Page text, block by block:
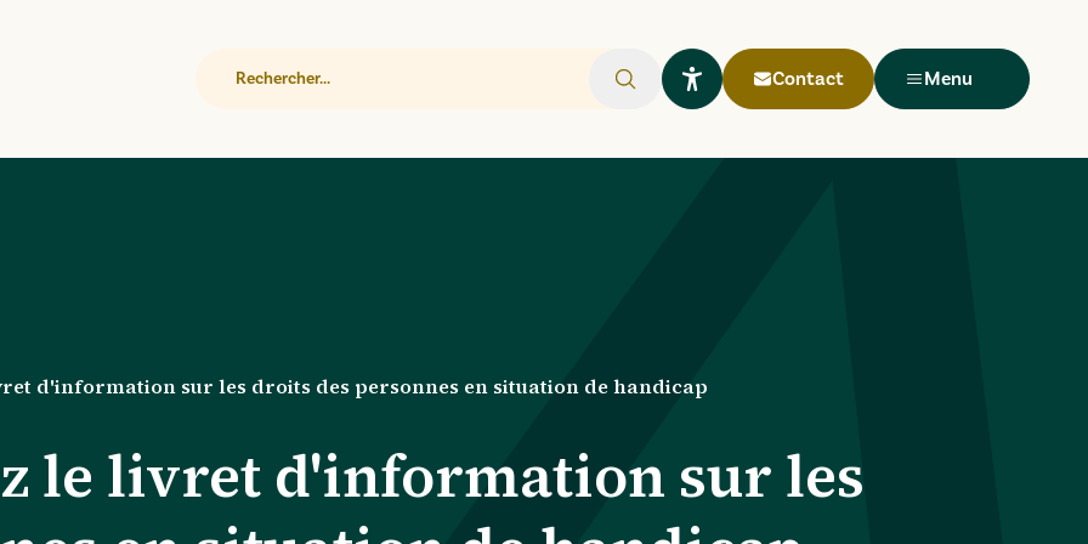
Rechercher
Ouvrir le widget Lisio
Contact Menu
d'information sur les droits des personnes en situation de handicap
le livret d'information sur les